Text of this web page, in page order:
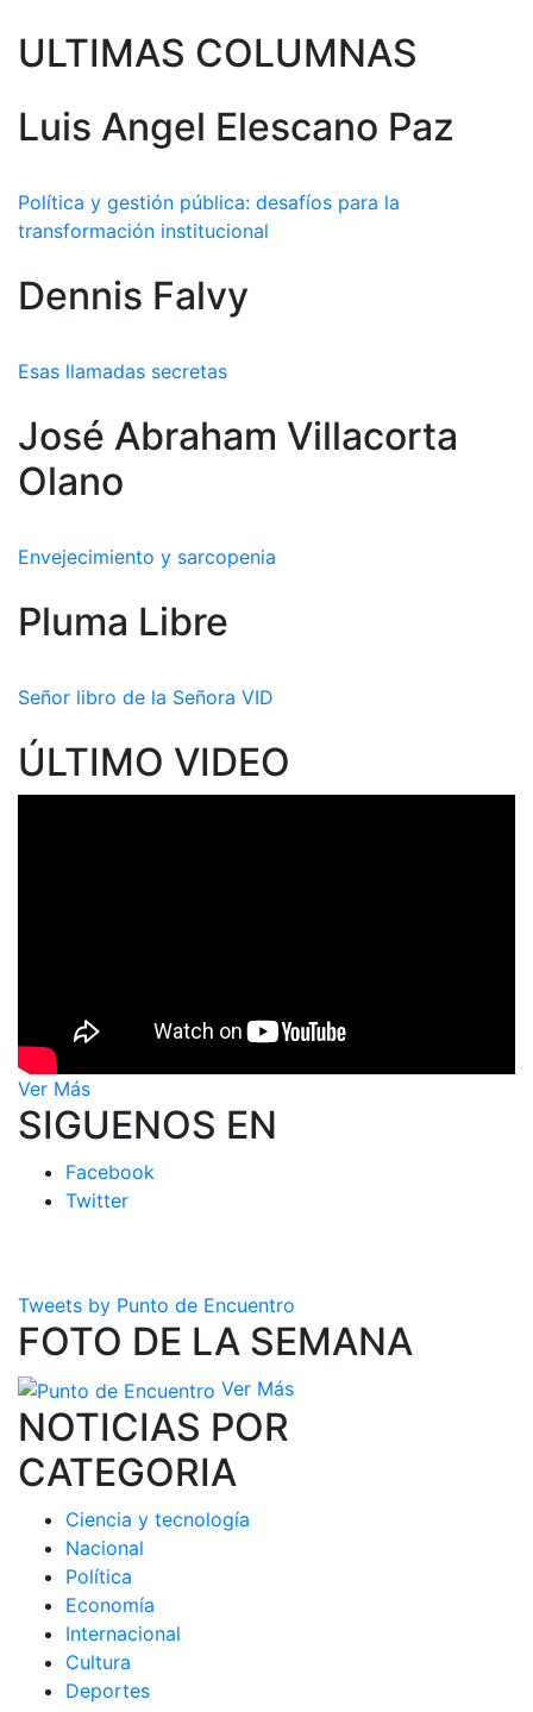
ULTIMAS COLUMNAS
Luis Angel Elescano Paz
Política y gestión pública: desafíos para la
transformación institucional
Dennis Falvy
Esas llamadas secretas
José Abraham Villacorta
Olano
Envejecimiento y sarcopenia
Pluma Libre
Señor libro de la Señora VID
ÚLTIMO VIDEO
Ver Más
SIGUENOS EN
Facebook
Twitter
Tweets by Punto de Encuentro
FOTO DE LA SEMANA
Ver Más
NOTICIAS POR
CATEGORIA
Ciencia y tecnología
Nacional
Política
Economía
Internacional
Cultura
Deportes